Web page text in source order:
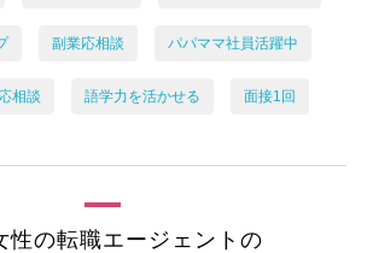
副業応相談 パパママ社員活躍中
相談 語学力を活かせる 面接1回
性の転職エージェントの